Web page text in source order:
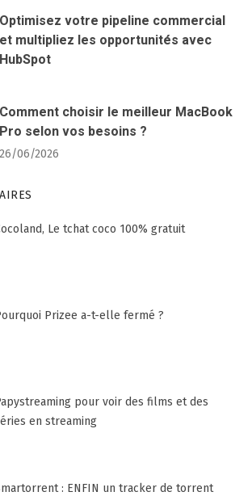
Optimisez votre pipeline commercial
et multipliez les opportunités avec
HubSpot
Comment choisir le meilleur MacBook
Pro selon vos besoins ?
26/06/2026
Le tchat coco 100% gratuit
Prizee a-t-elle fermé ?
pour voir des films et des
en streaming
: ENFIN un tracker de torrent